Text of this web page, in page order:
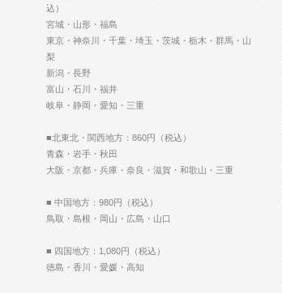
込）
宮城・山形・福島
東京・神奈川・千葉・埼玉・茨城・栃木・群馬・山
梨
新潟・長野
富山・石川・福井
岐阜・静岡・愛知・三重
■北東北・関西地方：860円（税込）
青森・岩手・秋田
大阪・京都・兵庫・奈良・滋賀・和歌山・三重
■ 中国地方：980円（税込）
鳥取・島根・岡山・広島・山口
■ 四国地方：1,080円（税込）
徳島・香川・愛媛・高知